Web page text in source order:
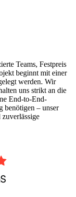
Teams, Festpreis
beginnt mit einer
werden. Wir
uns strikt an die
End-to-End-
benötigen – unser